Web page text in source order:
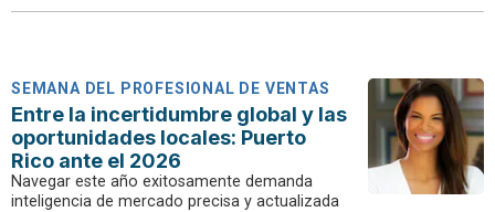
SEMANA DEL PROFESIONAL DE VENTAS
Entre la incertidumbre global y las
oportunidades locales: Puerto
Rico ante el 2026
Navegar este año exitosamente demanda
inteligencia de mercado precisa y actualizada